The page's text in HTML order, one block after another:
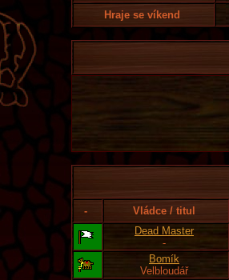
Hraje se víkend
- Vládce / titul
Dead Master
-
Bomík
Velbloudář